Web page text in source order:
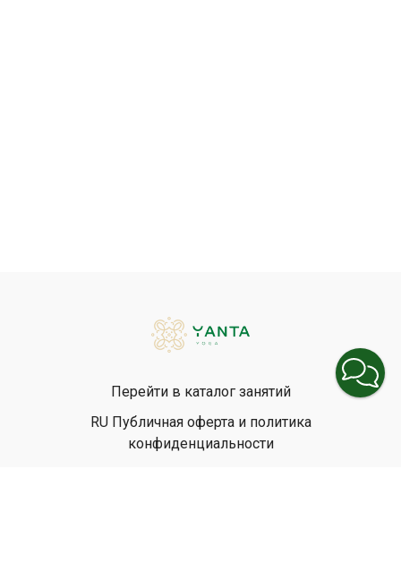
Перейти в каталог занятий
RU Публичная оферта и политика
конфиденциальности